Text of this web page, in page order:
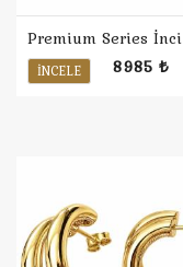
İNCELE 8985 ₺